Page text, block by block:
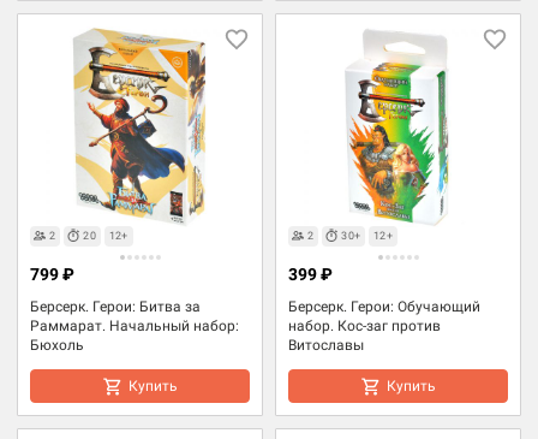
2 20 12+
Берсерк. Герои: Битва за
Раммарат. Начальный набор:
Бюхоль
799 ₽
Купить
2 30+ 12+
Берсерк. Герои: Обучающий
набор. Кос-заг против
Витославы
399 ₽
Купить